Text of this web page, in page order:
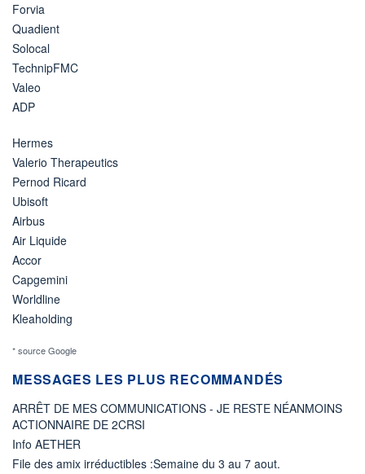
Forvia
Quadient
Solocal
TechnipFMC
Valeo
ADP
Hermes
Valerio Therapeutics
Pernod Ricard
Ubisoft
Airbus
Air Liquide
Accor
Capgemini
Worldline
Kleaholding
* source Google
MESSAGES LES PLUS RECOMMANDÉS
ARRÊT DE MES COMMUNICATIONS - JE RESTE NÉANMOINS
ACTIONNAIRE DE 2CRSI
Info AETHER
File des amix irréductibles :Semaine du 3 au 7 aout.